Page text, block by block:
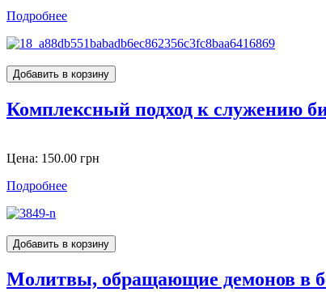
Подробнее
Комплексный подход к служению
Цена: 150.00 грн
Подробнее
Молитвы, обращающие демонов в